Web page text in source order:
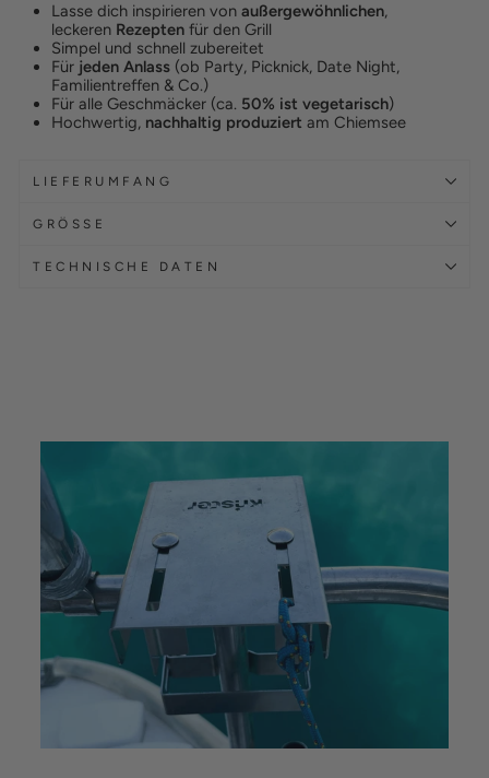
Lasse dich inspirieren von außergewöhnlichen,
leckeren Rezepten für den Grill
Simpel und schnell zubereitet
Für jeden Anlass (ob Party, Picknick, Date Night,
Familientreffen & Co.)
Für alle Geschmäcker (ca. 50% ist vegetarisch)
Hochwertig, nachhaltig produziert am Chiemsee
LIEFERUMFANG
GRÖSSE
TECHNISCHE DATEN